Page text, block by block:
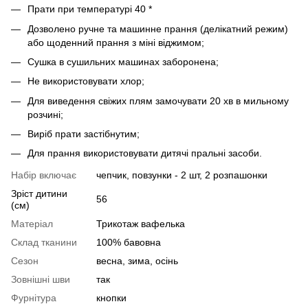
Прати при температурі 40 *
Дозволено ручне та машинне прання (делікатний режим)
або щоденний прання з міні віджимом;
Сушка в сушильних машинах заборонена;
Не використовувати хлор;
Для виведення свіжих плям замочувати 20 хв в мильному
розчині;
Виріб прати застібнутим;
Для прання використовувати дитячі пральні засоби.
Набір включає
чепчик, повзунки - 2 шт, 2 розпашонки
Зріст дитини
(см)
56
Матеріал
Трикотаж вафелька
Склад тканини
100% бавовна
Сезон
весна, зима, осінь
Зовнішні шви
так
Фурнітура
кнопки